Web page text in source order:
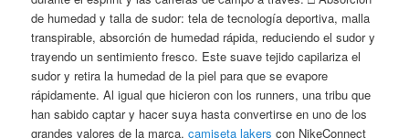
de humedad y talla de sudor: tela de tecnología deportiva, malla
transpirable, absorción de humedad rápida, reduciendo el sudor y
trayendo un sentimiento fresco. Este suave tejido capilariza el
sudor y retira la humedad de la piel para que se evapore
rápidamente. Al igual que hicieron con los runners, una tribu que
han sabido captar y hacer suya hasta convertirse en uno de los
grandes valores de la marca,camiseta lakers con NikeConnect